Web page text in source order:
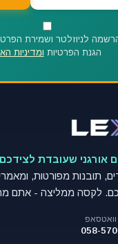
לניוזלטר ושמירת
הגנת הפרטיות ומדיניות
אורגני שעובדת
לקסה ממליצה - אתם
וואטסאפ
058-